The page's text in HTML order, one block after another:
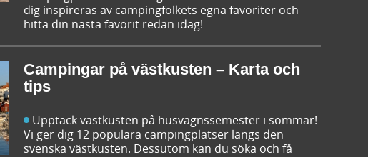
dig inspireras av campingfolkets egna favoriter och
hitta din nästa favorit redan idag!
Campingar på västkusten – Karta och
tips
Upptäck västkusten på husvagnssemester i sommar!
Vi ger dig 12 populära campingplatser längs den
svenska västkusten. Dessutom kan du söka och få